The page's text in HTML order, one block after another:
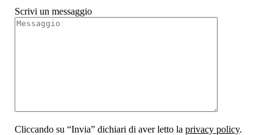
Scrivi un messaggio
Cliccando su “Invia” dichiari di aver letto la privacy policy.